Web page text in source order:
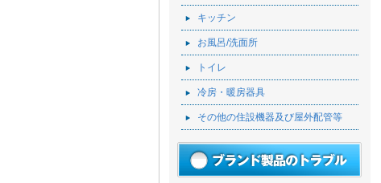
キッチン
お風呂/洗面所
トイレ
冷房・暖房器具
その他の住設機器及び屋外配管等